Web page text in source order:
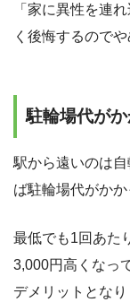
「家に異性を連
く後悔するので
駐輪場代が
駅から遠いのは
ば駐輪場代がかか
最低でも1回あた
3,000円高くなっ
デメリットとなり